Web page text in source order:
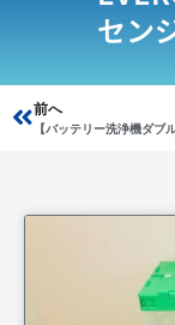
セン
Prev
前へ